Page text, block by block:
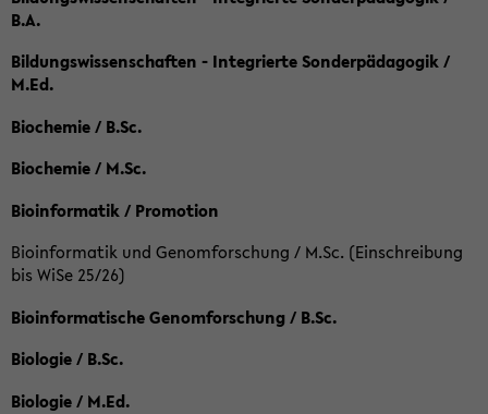
B.A.
Bildungswissenschaften - Integrierte Sonderpädagogik /
M.Ed.
Biochemie / B.Sc.
Biochemie / M.Sc.
Bioinformatik / Promotion
Bioinformatik und Genomforschung / M.Sc. (Einschreibung
bis WiSe 25/26)
Bioinformatische Genomforschung / B.Sc.
Biologie / B.Sc.
Biologie / M.Ed.